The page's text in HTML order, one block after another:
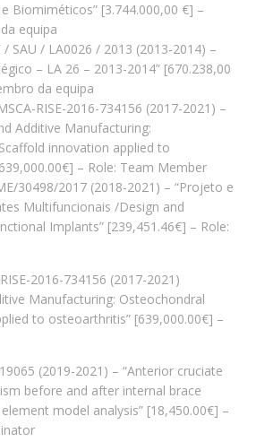
Biomiméticos” [3.744.000,00 €] –
equipa
/ SAU / LA0026 / 2013 (2013-2014) –
– LA 26 – 2013-2014” [670.238,00
da equipa
RISE-2016-734156 (2017-2021) –
Additive Manufacturing:
innovation applied to
– Role: Team Member
30498/2017 (2018-2021) – “Projeto e
Multifuncionais /Design and
Implants” [239,451.46€] – Role:
2016-734156 (2017-2021)
Manufacturing: Osteochondral
to osteoarthritis” [639,000.00€] –
(2019-2021) – “Anterior cruciate
before and after internal brace
model analysis” [18,450.00€] –